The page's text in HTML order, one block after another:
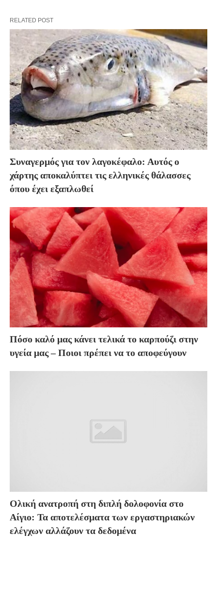
RELATED POST
Συναγερμός για τον λαγοκέφαλο: Αυτός ο
χάρτης αποκαλύπτει τις ελληνικές θάλασσες
όπου έχει εξαπλωθεί
Πόσο καλό μας κάνει τελικά το καρπούζι στην
υγεία μας – Ποιοι πρέπει να το αποφεύγουν
Ολική ανατροπή στη διπλή δολοφονία στο
Αίγιο: Τα αποτελέσματα των εργαστηριακών
ελέγχων αλλάζουν τα δεδομένα